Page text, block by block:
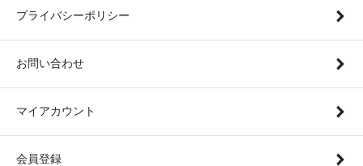
プライバシーポリシー
お問い合わせ
マイアカウント
会員登録